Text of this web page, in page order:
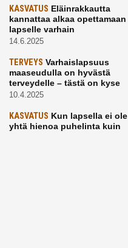
KASVATUS Eläinrakkautta
kannattaa alkaa opettamaan
lapselle varhain
14.6.2025
TERVEYS Varhaislapsuus
maaseudulla on hyvästä
terveydelle – tästä on kyse
10.4.2025
KASVATUS Kun lapsella ei ole
yhtä hienoa puhelinta kuin